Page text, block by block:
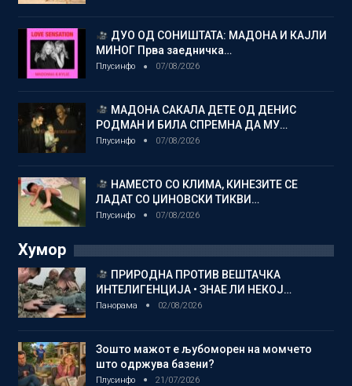
ДУО ОД СОНИШТАТА: МАДОНА И КАЈЛИ
МИНОГ Прва заедничка…
Плусинфо 07/08/2026
МАДОНА САКАЛА ДЕТЕ ОД ДЕНИС
РОДМАН И БИЛА СПРЕМНА ДА МУ…
Плусинфо 07/08/2026
НАМЕСТО СО КЛИМА, КИНЕЗИТЕ СЕ
ЛАДАТ СО ЏИНОВСКИ ТИКВИ…
Плусинфо 07/08/2026
Хумор
ПРИРОДНА ПРОТИВ ВЕШТАЧКА
ИНТЕЛИГЕНЦИЈА • ЗНАЕ ЛИ НЕКОЈ…
Панорама 02/08/2026
Зошто мажот е љубоморен на момчето
што одржува базени?
Плусинфо 21/07/2026